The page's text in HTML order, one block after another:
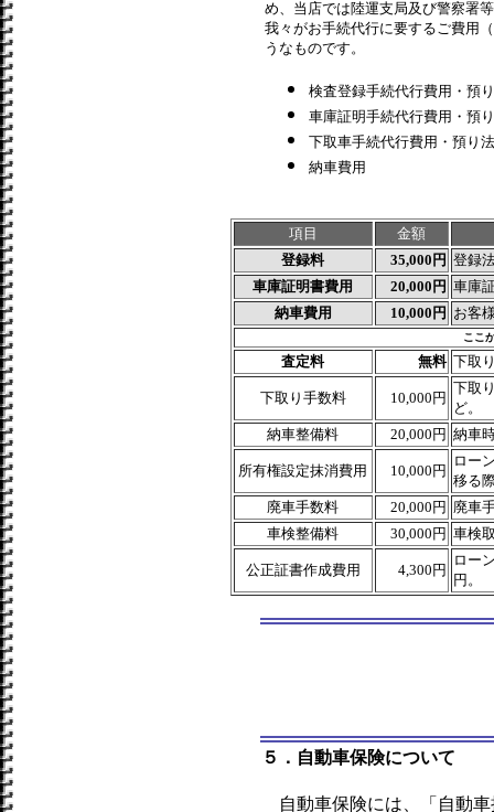
め、当店では陸運支局及び警察署
我々がお手続代行に要するご費用
うなものです。
検査登録手続代行費用・預
車庫証明手続代行費用・預
下取車手続代行費用・預り
納車費用
項目
金額
登録料
35,000円 登録
車庫証明書費用
20,000円 車庫
納車費用
10,000円 お客
ここ
査定料 無料 下取
下取り手数料 10,000円
下取
ど。
納車整備料
20,000円 納車
所有権設定抹消費用 10,000円
ロー
移る
廃車手数料
20,000円 廃車
車検整備料
30,000円 車検
公正証書作成費用 4,300円
ロー
円。
５．自動車保険について
自動車保険には、「自動